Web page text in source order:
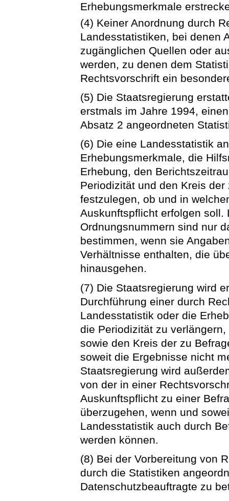
Erhebungsmerkmale
(4) Keiner Anordnung durch
Landesstatistiken, bei denen
zugänglichen Quellen oder
werden, zu denen dem
Rechtsvorschrift ein
(5) Die Staatsregierung
erstmals im Jahre 1994,
Absatz 2 angeordneten
(6) Die eine Landesstatistik
Erhebungsmerkmale, die
Erhebung, den
Periodizität und den Kreis
festzulegen, ob und in
Auskunftspflicht erfolgen soll.
Ordnungsnummern sind nur
bestimmen, wenn sie
Verhältnisse enthalten, die
hinausgehen.
(7) Die Staatsregierung wird
Durchführung einer durch
Landesstatistik oder die
die Periodizität zu
sowie den Kreis der zu
soweit die Ergebnisse nicht
Staatsregierung wird
von der in einer
Auskunftspflicht zu einer
überzugehen, wenn und
Landesstatistik auch durch
werden können.
(8) Bei der Vorbereitung von
durch die Statistiken
Datenschutzbeauftragte zu